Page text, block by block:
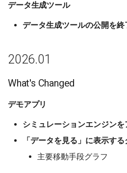
「シェアドモビリティ最
What's Changed
2025-02-06
データ生成ツール
データ生成ツールの公開を終
2026.01
What's Changed
デモアプリ
シミュレーションエンジンを
「データを見る」に表示す
主要移動手段グラフ